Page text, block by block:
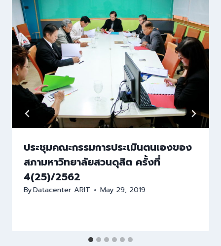
ประชุมคณะกรรมการประเมินตนเองของ
สภามหาวิทยาลัยสวนดุสิต ครั้งที่
4(25)/2562
ByDatacenter ARIT May 29, 2019